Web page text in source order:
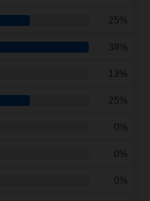
25%
38%
13%
25%
0%
0%
0%